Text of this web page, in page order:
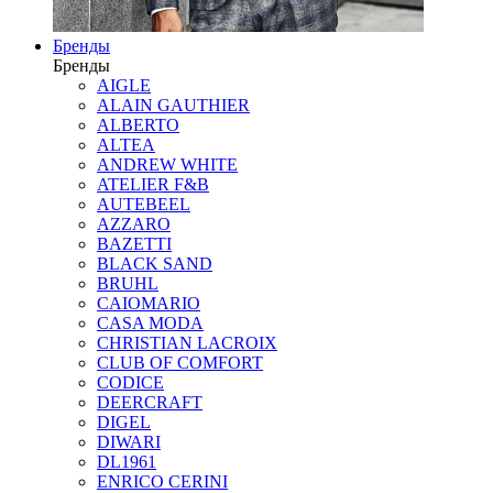
Бренды
Бренды
AIGLE
ALAIN GAUTHIER
ALBERTO
ALTEA
ANDREW WHITE
ATELIER F&B
AUTEBEEL
AZZARO
BAZETTI
BLACK SAND
BRUHL
CAIOMARIO
CASA MODA
CHRISTIAN LACROIX
CLUB OF COMFORT
CODICE
DEERCRAFT
DIGEL
DIWARI
DL1961
ENRICO CERINI